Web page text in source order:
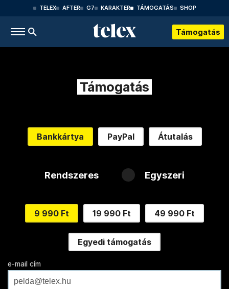
TELEX AFTER G7 KARAKTER TÁMOGATÁS SHOP
Támogatás
Támogatás
Bankkártya PayPal Átutalás
Rendszeres Egyszeri
9 990 Ft 19 990 Ft 49 990 Ft
Egyedi támogatás
e-mail cím